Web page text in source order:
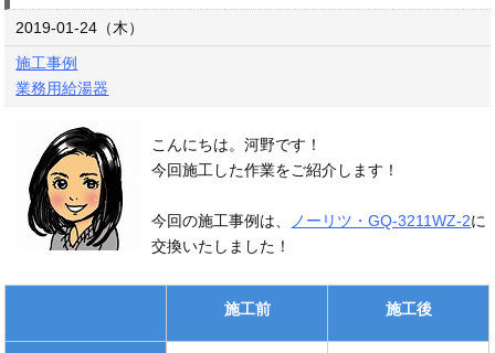
2019-01-24（木）
施工事例
業務用給湯器
こんにちは。河野です！
今回施工した作業をご紹介します！
今回の施工事例は、 ノーリツ・GQ-3211WZ-2に
交換いたしました！
施工前 施工後